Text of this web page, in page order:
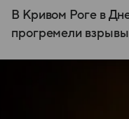
В Кривом Роге в
прогремели